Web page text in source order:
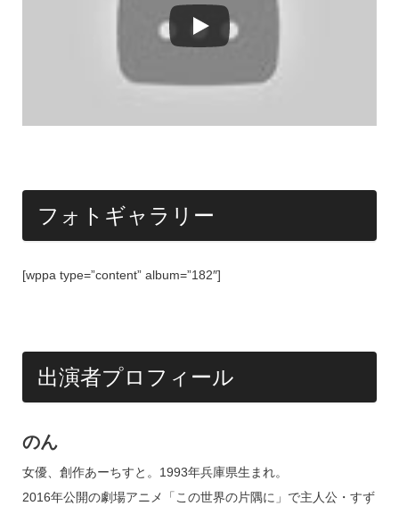
フォトギャラリー
[wppa type=”content” album=”182″]
出演者プロフィール
のん
女優、創作あーちすと。1993年兵庫県生まれ。
2016年公開の劇場アニメ「この世界の片隅に」で主人公・すず